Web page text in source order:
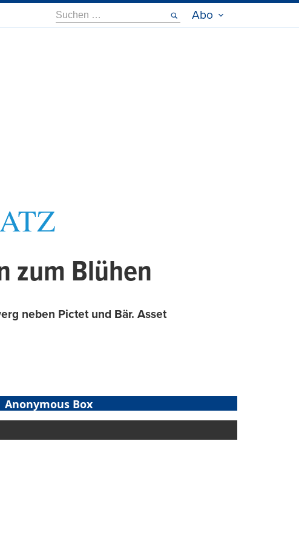
Suche
nach:
Abo
zum Blühen
neben Pictet und Bär. Asset
Anonymous Box